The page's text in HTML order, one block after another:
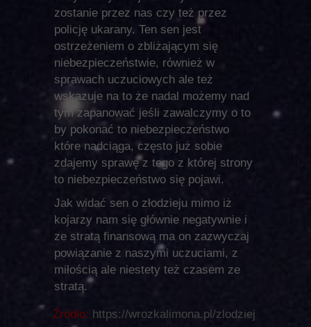
Źródło: https://wrozkalimona.pl/zlodziej
zostanie przez nas czy też przez
policję ukarany. Ten sen jest
ostrzeżeniem o zbliżającym się
niebezpieczeństwie, również w
sprawach uczuciowych ale też
wskazuje na to że nadal możemy nad
tym zapanować jeśli zawalczymy o to
by pokonać to niebezpieczeństwo
które nadciąga, często już sobie
zdajemy sprawę z tego z której strony
to niebezpieczeństwo się pojawi.
Jak widać sen o złodzieju mimo iż
kojarzy nam się głównie negatywnie i
ze stratą finansową ma on zazwyczaj
powiązanie z naszymi uczuciami, z
miłością ale niestety też czasem ze
stratą.